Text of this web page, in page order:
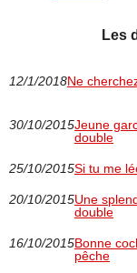
Les
12/1/2018Ne
30/10/2015Jeune
double
25/10/2015Si tu me
20/10/2015Une
double
16/10/2015Bonne
pêche